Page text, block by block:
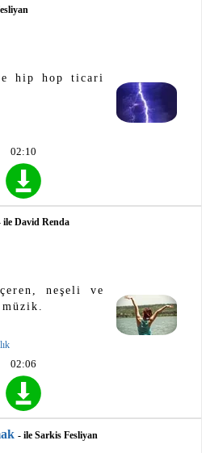
hip hop ticari
02:10
ile David Renda
neşeli ve
02:06
- ile Sarkis Fesliyan